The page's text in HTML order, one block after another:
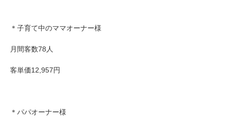
＊子育て中のママオーナー様
月間客数78人
客単価12,957円
＊パパオーナー様